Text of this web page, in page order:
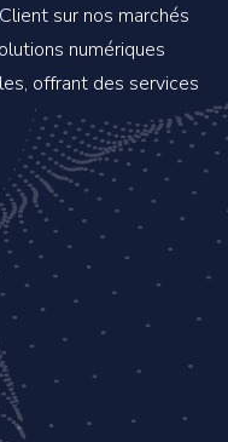
sur nos marchés
numériques
offrant des services